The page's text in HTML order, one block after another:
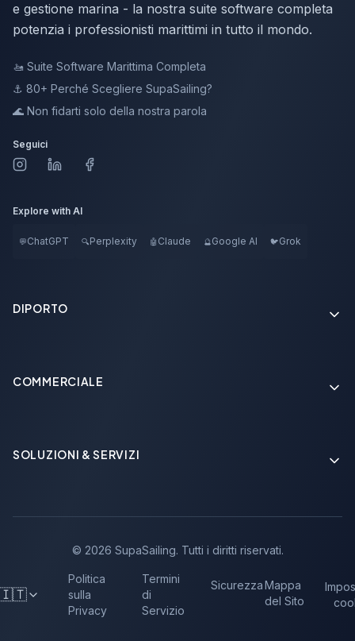
e gestione marina - la nostra suite software completa
potenzia i professionisti marittimi in tutto il mondo.
🚤 Suite Software Marittima Completa
⚓ 80+ Perché Scegliere SupaSailing?
🌊 Non fidarti solo della nostra parola
Seguici
Explore with AI
💬ChatGPT 🔍Perplexity 🤖 Claude 🔮Google AI 🐦Grok
DIPORTO
COMMERCIALE
SOLUZIONI & SERVIZI
© 2026 SupaSailing. Tutti i diritti riservati.
Politica
sulla
Privacy
Termini
di
Servizio
SicurezzaMappa
del Sito